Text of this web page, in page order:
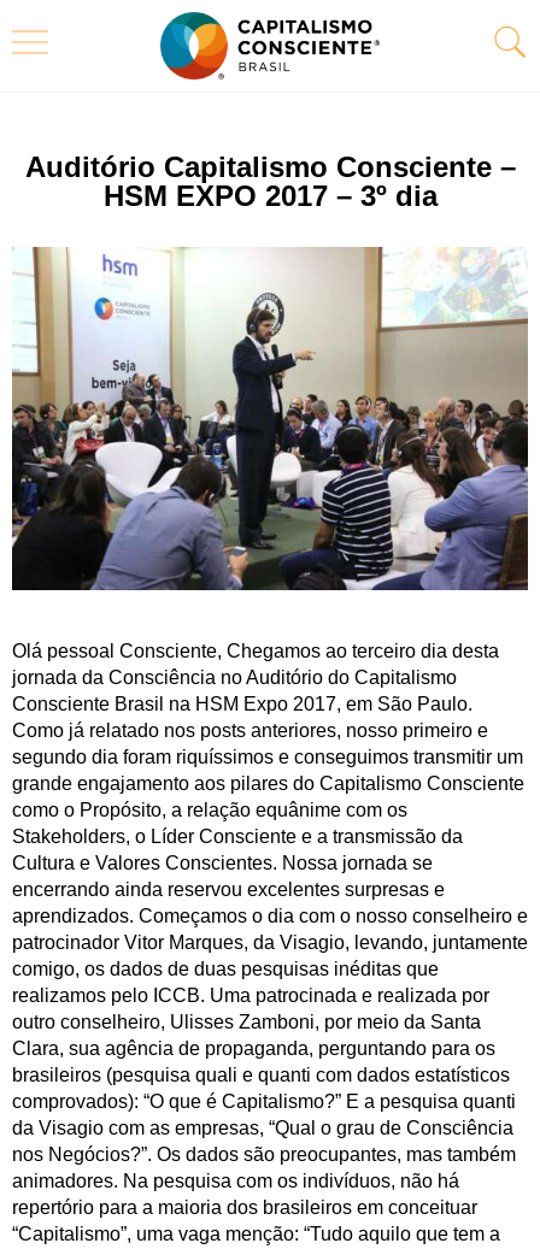
Auditório Capitalismo Consciente –
HSM EXPO 2017 – 3º dia
Olá pessoal Consciente, Chegamos ao terceiro dia desta
jornada da Consciência no Auditório do Capitalismo
Consciente Brasil na HSM Expo 2017, em São Paulo.
Como já relatado nos posts anteriores, nosso primeiro e
segundo dia foram riquíssimos e conseguimos transmitir um
grande engajamento aos pilares do Capitalismo Consciente
como o Propósito, a relação equânime com os
Stakeholders, o Líder Consciente e a transmissão da
Cultura e Valores Conscientes. Nossa jornada se
encerrando ainda reservou excelentes surpresas e
aprendizados. Começamos o dia com o nosso conselheiro e
patrocinador Vitor Marques, da Visagio, levando, juntamente
comigo, os dados de duas pesquisas inéditas que
realizamos pelo ICCB. Uma patrocinada e realizada por
outro conselheiro, Ulisses Zamboni, por meio da Santa
Clara, sua agência de propaganda, perguntando para os
brasileiros (pesquisa quali e quanti com dados estatísticos
comprovados): “O que é Capitalismo?” E a pesquisa quanti
da Visagio com as empresas, “Qual o grau de Consciência
nos Negócios?”. Os dados são preocupantes, mas também
animadores. Na pesquisa com os indivíduos, não há
repertório para a maioria dos brasileiros em conceituar
“Capitalismo”, uma vaga menção: “Tudo aquilo que tem a